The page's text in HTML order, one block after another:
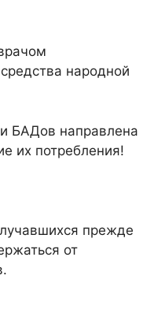
народной
БАДов направлена
их потребления!
прежде
от